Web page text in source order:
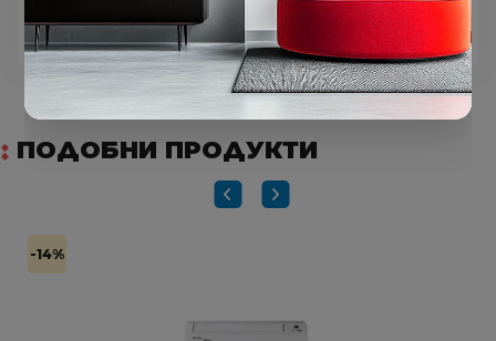
ПОДОБНИ ПРОДУКТИ
-14%